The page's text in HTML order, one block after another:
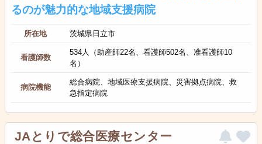
るのが魅力的な地域支援病院
所在地 茨城県日立市
看護師数
534人（助産師22名、看護師502名、准看護師10
名）
病院機能
総合病院、地域医療支援病院、災害拠点病院、救
急指定病院
JAとりで総合医療センター